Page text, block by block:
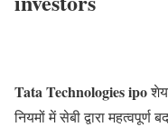
Tata Technologies ipo
नियमों में सेबी द्वारा